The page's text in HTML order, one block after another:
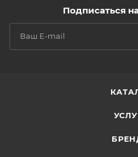
Подписаться